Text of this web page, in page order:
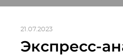
21.07.2023
Экспресс-